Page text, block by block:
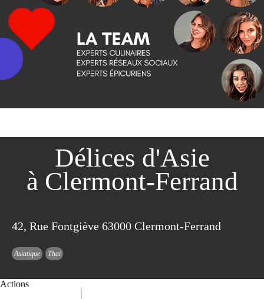
Délices d'Asie
à Clermont-Ferrand
42, Rue Fontgiève 63000 Clermont-Ferrand
Asiatique Thai
Actions